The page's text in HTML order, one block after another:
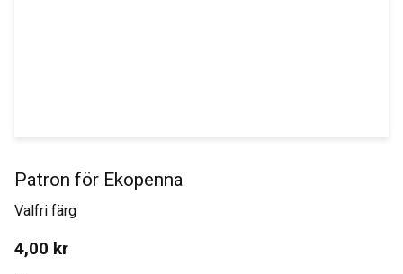
Patron för Ekopenna
Valfri färg
4,00 kr